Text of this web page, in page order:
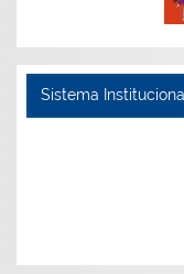
Sistema